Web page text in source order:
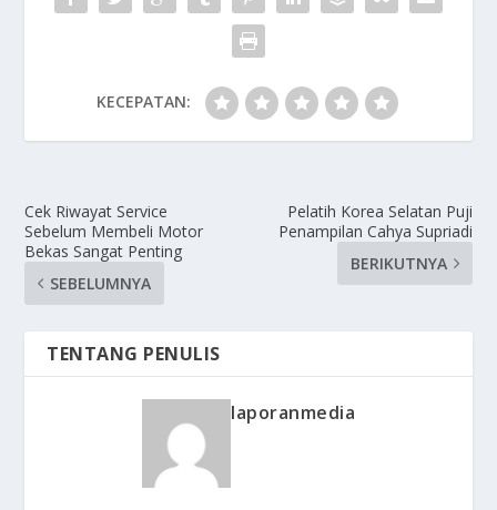
KECEPATAN:
Cek Riwayat Service
Sebelum Membeli Motor
Bekas Sangat Penting
SEBELUMNYA
Pelatih Korea Selatan Puji
Penampilan Cahya Supriadi
BERIKUTNYA
TENTANG PENULIS
laporanmedia